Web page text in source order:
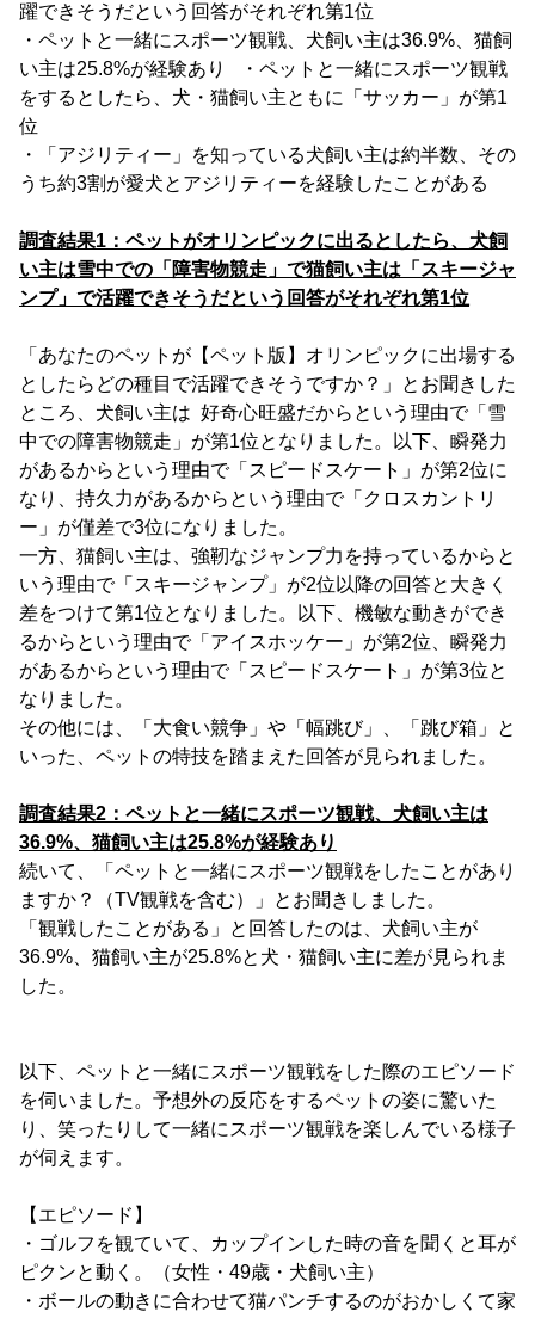
躍できそうだという回答がそれぞれ第1位
・ペットと一緒にスポーツ観戦、犬飼い主は36.9%、猫飼
い主は25.8%が経験あり ・ペットと一緒にスポーツ観戦
をするとしたら、犬・猫飼い主ともに「サッカー」が第1
位
・「アジリティー」を知っている犬飼い主は約半数、その
うち約3割が愛犬とアジリティーを経験したことがある
調査結果1：ペットがオリンピックに出るとしたら、犬飼
い主は雪中での「障害物競走」で猫飼い主は「スキージャ
ンプ」で活躍できそうだという回答がそれぞれ第1位
「あなたのペットが【ペット版】オリンピックに出場する
としたらどの種目で活躍できそうですか？」とお聞きした
ところ、犬飼い主は 好奇心旺盛だからという理由で「雪
中での障害物競走」が第1位となりました。以下、瞬発力
があるからという理由で「スピードスケート」が第2位に
なり、持久力があるからという理由で「クロスカントリ
ー」が僅差で3位になりました。
一方、猫飼い主は、強靭なジャンプ力を持っているからと
いう理由で「スキージャンプ」が2位以降の回答と大きく
差をつけて第1位となりました。以下、機敏な動きができ
るからという理由で「アイスホッケー」が第2位、瞬発力
があるからという理由で「スピードスケート」が第3位と
なりました。
その他には、「大食い競争」や「幅跳び」、「跳び箱」と
いった、ペットの特技を踏まえた回答が見られました。
調査結果2：ペットと一緒にスポーツ観戦、犬飼い主は
36.9%、猫飼い主は25.8%が経験あり
続いて、「ペットと一緒にスポーツ観戦をしたことがあり
ますか？（TV観戦を含む）」とお聞きしました。
「観戦したことがある」と回答したのは、犬飼い主が
36.9%、猫飼い主が25.8%と犬・猫飼い主に差が見られま
した。
以下、ペットと一緒にスポーツ観戦をした際のエピソード
を伺いました。予想外の反応をするペットの姿に驚いた
り、笑ったりして一緒にスポーツ観戦を楽しんでいる様子
が伺えます。
【エピソード】
・ゴルフを観ていて、カップインした時の音を聞くと耳が
ピクンと動く。（女性・49歳・犬飼い主）
・ボールの動きに合わせて猫パンチするのがおかしくて家